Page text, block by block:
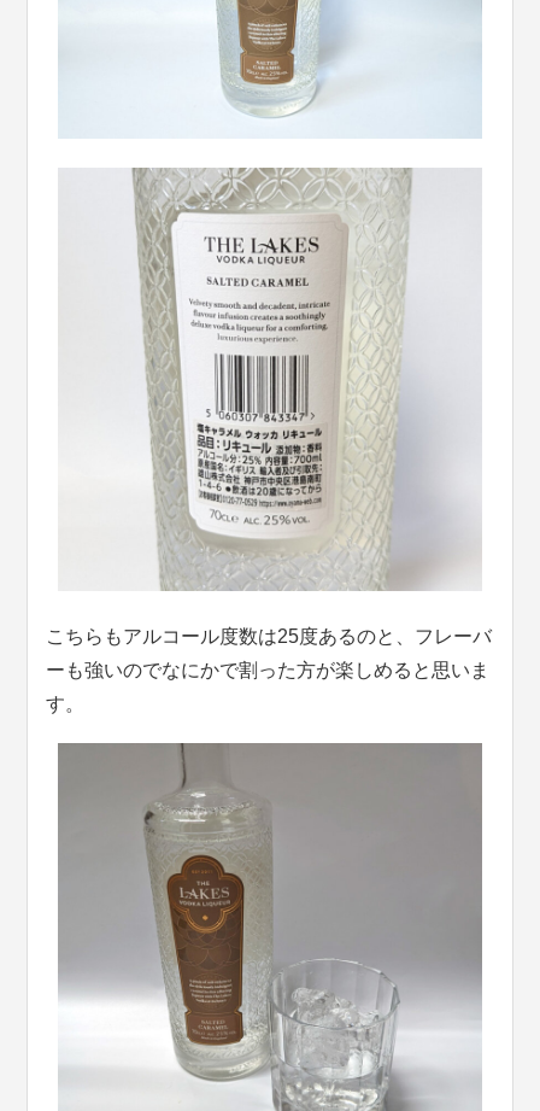
こちらもアルコール度数は25度あるのと、フレーバ
ーも強いのでなにかで割った方が楽しめると思いま
す。